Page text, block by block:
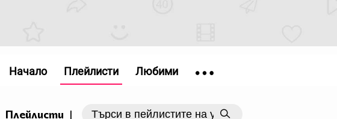
Плейлисти |
Начало Плейлисти Любими